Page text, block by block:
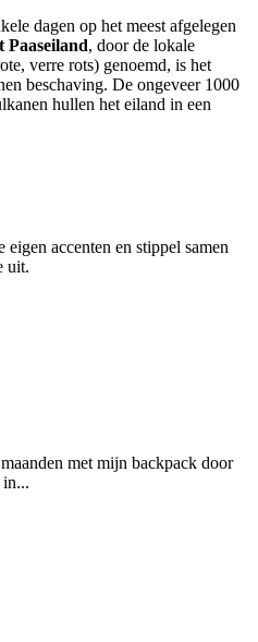
dagen op het meest afgelegen
Paaseiland, door de lokale
verre rots) genoemd, is het
beschaving. De ongeveer 1000
hullen het eiland in een
accenten en stippel samen
uit.
met mijn backpack door